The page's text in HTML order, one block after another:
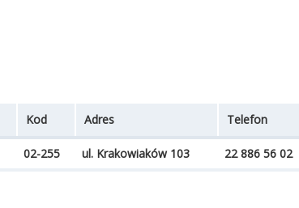
Kod Adres Telefon
02-255 ul. Krakowiaków 103 22 886 56 02